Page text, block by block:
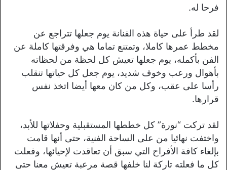
فرحا له.
لقد طرأ على حياة هذه الفنانة يوم جعلها تتراجع عن
مخطط عمرها كاملا، وتمتنع تماما هي وفرقتها كاملة عن
الفن بأكمله، يوم جعلها تعيش كل لحظة من لحظاته
بأهوال ورعب وخوف شديد، يوم جعل كل حياتها تنقلب
رأسا على عقب، وكل من كان معها أيضا اتخذ نفس
قرارها.
لقد تركت “نورة” كل خططها المستقبلية وحفلاتها للأبد،
واختفت نهائيا من على الساحة الفنية، حتى أنها قامت
بإلغاء كافة الأفراح التي سبق أن تعاقدت لإحيائها، وفعلت
كل ما فعلته تاركة لنا خلفها قصة مرعبة تعيش معنا حتى